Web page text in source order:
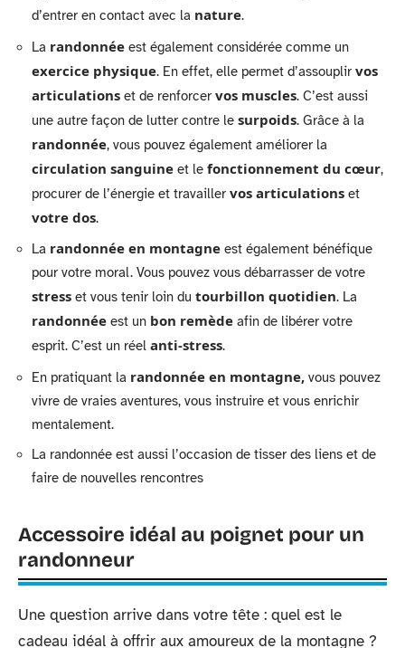
d’entrer en contact avec la nature.
La randonnée est également considérée comme un
exercice physique. En effet, elle permet d’assouplir vos
articulations et de renforcer vos muscles. C’est aussi
une autre façon de lutter contre le surpoids. Grâce à la
randonnée, vous pouvez également améliorer la
circulation sanguine et le fonctionnement du cœur,
procurer de l’énergie et travailler vos articulations et
votre dos.
La randonnée en montagne est également bénéfique
pour votre moral. Vous pouvez vous débarrasser de votre
stress et vous tenir loin du tourbillon quotidien. La
randonnée est un bon remède afin de libérer votre
esprit. C’est un réel anti-stress.
En pratiquant la randonnée en montagne, vous pouvez
vivre de vraies aventures, vous instruire et vous enrichir
mentalement.
La randonnée est aussi l’occasion de tisser des liens et de
faire de nouvelles rencontres
Accessoire idéal au poignet pour un
randonneur
Une question arrive dans votre tête : quel est le
cadeau idéal à offrir aux amoureux de la montagne ?